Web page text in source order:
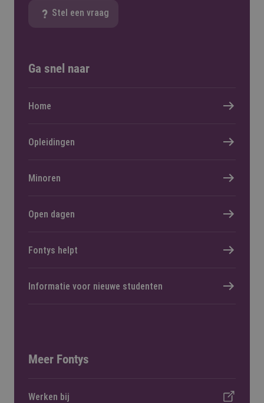
Stel een vraag
Ga snel naar
Home
Opleidingen
Minoren
Open dagen
Fontys helpt
Informatie voor nieuwe studenten
Meer Fontys
Werken bij